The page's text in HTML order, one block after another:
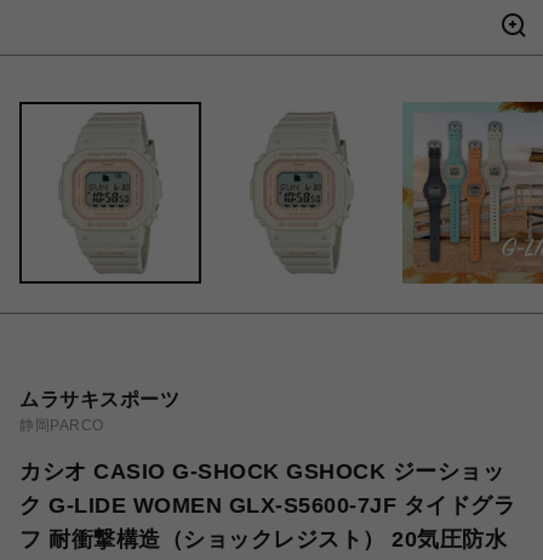
ムラサキスポーツ
静岡PARCO
カシオ CASIO G-SHOCK GSHOCK ジーショッ
ク G-LIDE WOMEN GLX-S5600-7JF タイドグラ
フ 耐衝撃構造（ショックレジスト） 20気圧防水